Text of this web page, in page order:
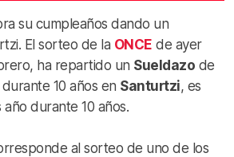
su cumpleaños dando un
El sorteo de la ONCE de ayer
ha repartido un Sueldazo de
10 años en Santurtzi, es
durante 10 años.
al sorteo de uno de los